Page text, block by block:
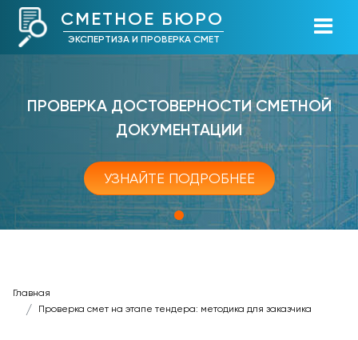
СМЕТНОЕ БЮРО
ЭКСПЕРТИЗА И ПРОВЕРКА СМЕТ
ПРОВЕРКА ДОСТОВЕРНОСТИ СМЕТНОЙ
ДОКУМЕНТАЦИИ
УЗНАЙТЕ ПОДРОБНЕЕ
Главная
Проверка смет на этапе тендера: методика для заказчика